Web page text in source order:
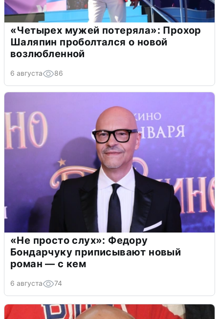
«Четырех мужей потеряла»: Прохор
Шаляпин проболтался о новой
возлюбленной
6 августа 86
«Не просто слух»: Федору
Бондарчуку приписывают новый
роман — с кем
6 августа 74